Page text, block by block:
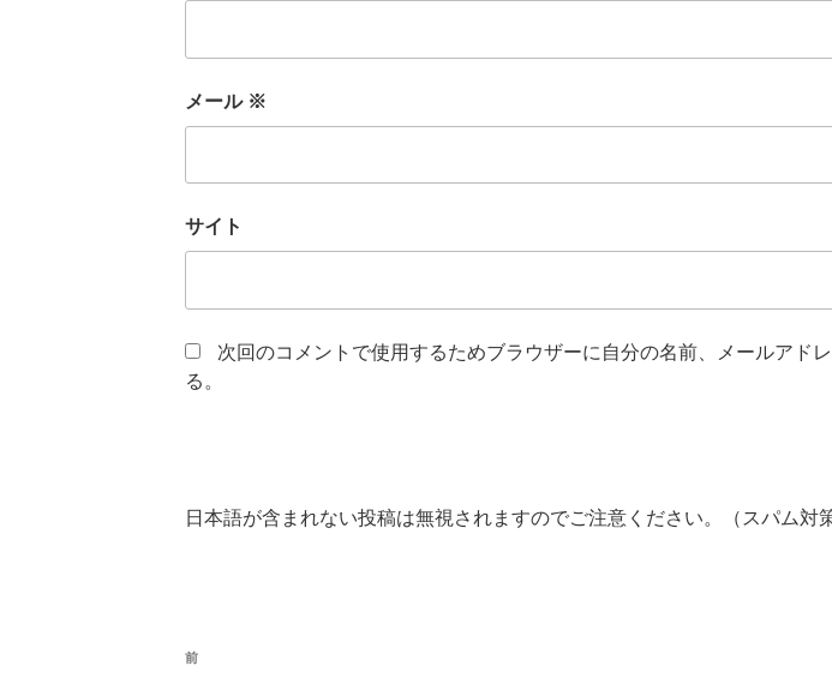
メール ※
サイト
次回のコメントで使用するためブラウザーに自分の名前、メールアド
る。
日本語が含まれない投稿は無視されますのでご注意ください。（スパム対策
投
前
前